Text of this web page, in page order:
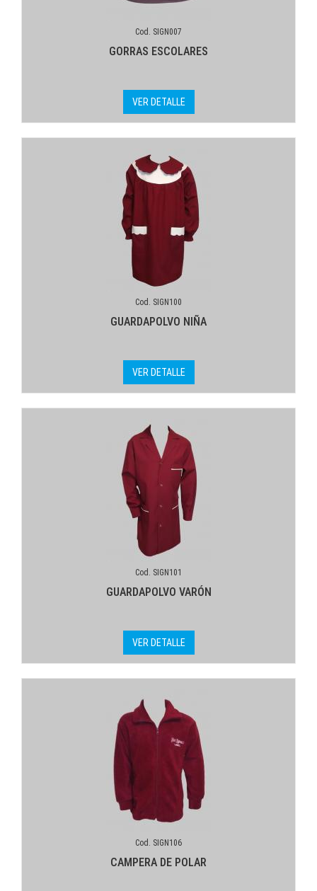
Cod. SIGN007
GORRAS ESCOLARES
VER DETALLE
Cod. SIGN100
GUARDAPOLVO NIÑA
VER DETALLE
Cod. SIGN101
GUARDAPOLVO VARÓN
VER DETALLE
Cod. SIGN106
CAMPERA DE POLAR